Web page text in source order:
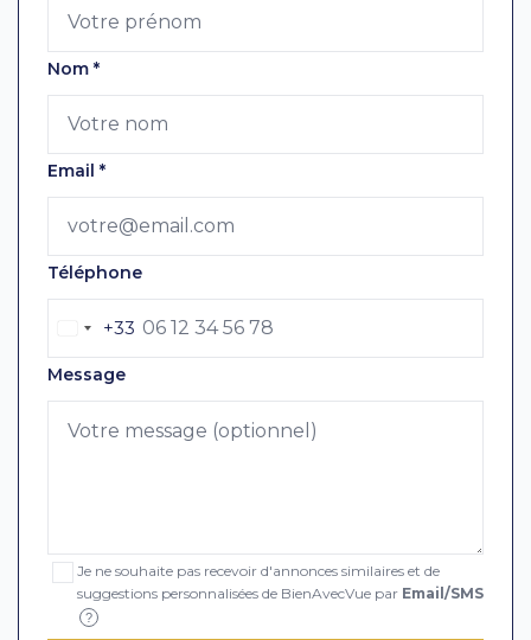
Nom *
Email *
Téléphone
+33
Message
Je ne souhaite pas recevoir d'annonces similaires et de
suggestions personnalisées de BienAvecVue par Email/SMS
?